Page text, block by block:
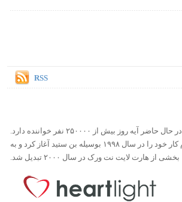
RSS
در حال حاضر آیه روز بیش از ۲۵۰۰۰۰ نفر خواننده دارد.
ورس آو ذ دی دات کام کار خود را در سال ۱۹۹۸ بوسیله بن ستید آغاز کرد و به
بخشی از هارت لایت نت ورک در سال ۲۰۰۰ تبدیل شد.